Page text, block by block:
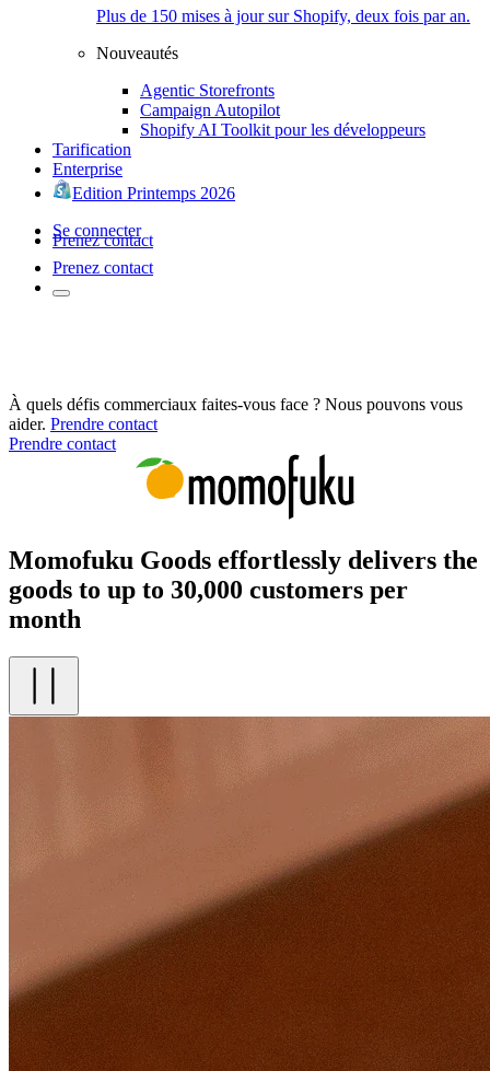
Plus de 150 mises à jour sur Shopify, deux fois par an.
Nouveautés
Agentic Storefronts
Campaign Autopilot
Shopify AI Toolkit pour les développeurs
Tarification
Enterprise
Edition Printemps 2026
Se connecter
Prenez contact
Prenez contact
À quels défis commerciaux faites-vous face ? Nous pouvons vous
aider. Prendre contact
Prendre contact
Momofuku Goods effortlessly delivers the
goods to up to 30,000 customers per
month